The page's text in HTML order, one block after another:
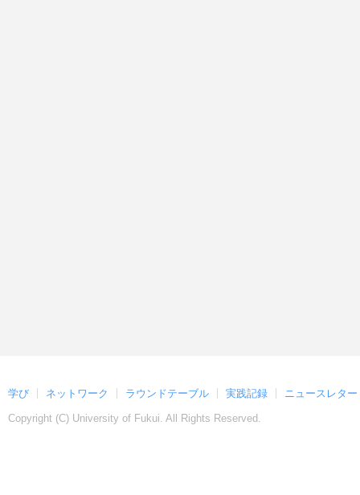
学び ネットワーク ラウンドテーブル 実践記録 ニュースレター
Copyright (C) University of Fukui. All Rights Reserved.